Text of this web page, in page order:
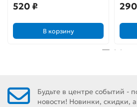
520 ₽
В корзину
Будьте в центре событий -
новости! Новинки, скидки,